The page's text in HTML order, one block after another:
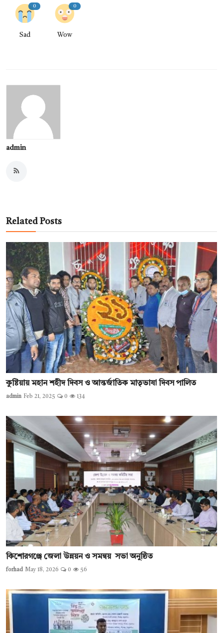
0
Sad
0
Wow
admin
Related Posts
কুষ্টিয়ায় মহান শহীদ দিবস ও আন্তর্জাতিক মাতৃভাষা দিবস পালিত
admin Feb 21, 2025 0 134
কিশোরগঞ্জে জেলা উন্নয়ন ও সমন্বয় সভা অনুষ্ঠিত
forhad May 18, 2026 0 56